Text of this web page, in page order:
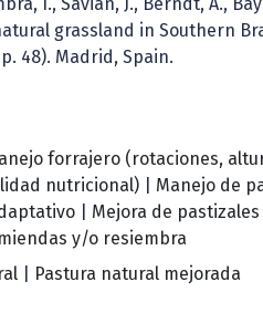
grassland in Southern
48). Madrid, Spain.
forrajero (rotaciones,
nutricional)
Manejo de
Mejora de
y/o resiembra
Pastura natural mejorada